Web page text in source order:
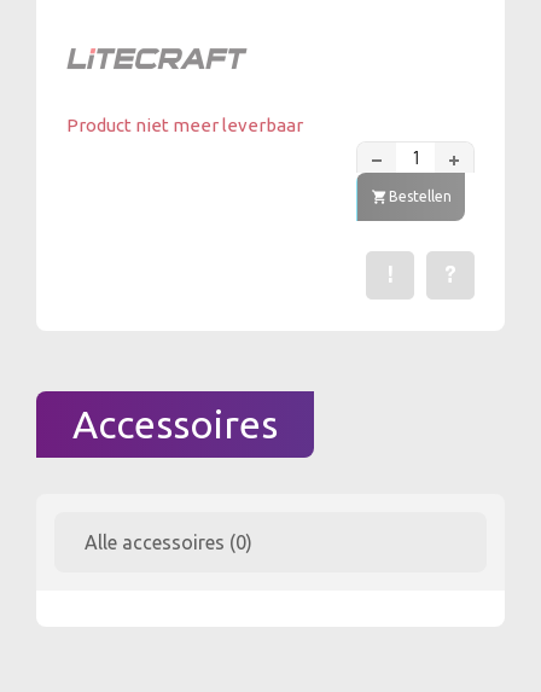
Product niet meer leverbaar
Bestellen
Stel een
?
Een fout gevonden?
!
Accessoires
Alle accessoires (0)